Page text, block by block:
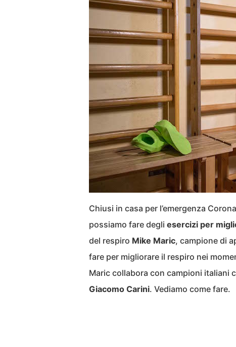
Chiusi in casa per l’emergenza
possiamo fare degli esercizi per
del respiro Mike Maric, campione di
fare per migliorare il respiro nei
Maric collabora con campioni italiani
Giacomo Carini. Vediamo come fare.